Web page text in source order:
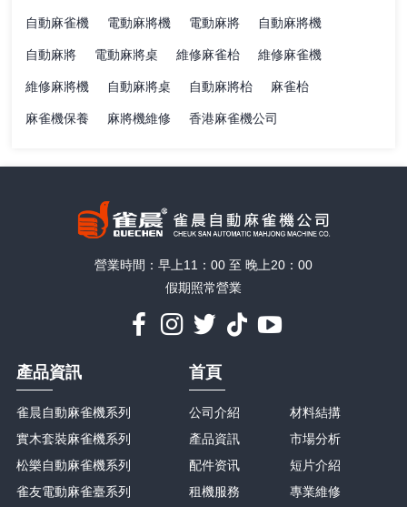
自動麻雀機 電動麻將機 電動麻將 自動麻將機
自動麻將 電動麻將桌 維修麻雀枱 維修麻雀機
維修麻將機 自動麻將桌 自動麻將枱 麻雀枱
麻雀機保養 麻將機維修 香港麻雀機公司
營業時間：早上11：00 至 晚上20：00
假期照常營業
產品資訊
雀晨自動麻雀機系列
實木套裝麻雀機系列
松樂自動麻雀機系列
雀友電動麻雀臺系列
首頁
公司介紹
產品資訊
配件资讯
租機服務
材料結搆
市場分析
短片介紹
專業維修